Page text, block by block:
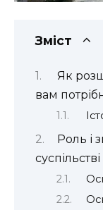
Зміст
Як
вам
Роль і
суспільстві